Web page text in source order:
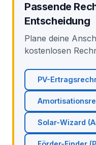
Passende
Entscheidung
Plane deine
kostenlosen
PV-
Solar-Wizard